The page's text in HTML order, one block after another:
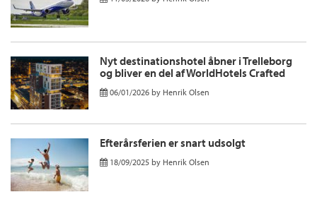
Nyt destinationshotel åbner i Trelleborg
og bliver en del af WorldHotels Crafted
06/01/2026 by Henrik Olsen
Efterårsferien er snart udsolgt
18/09/2025 by Henrik Olsen